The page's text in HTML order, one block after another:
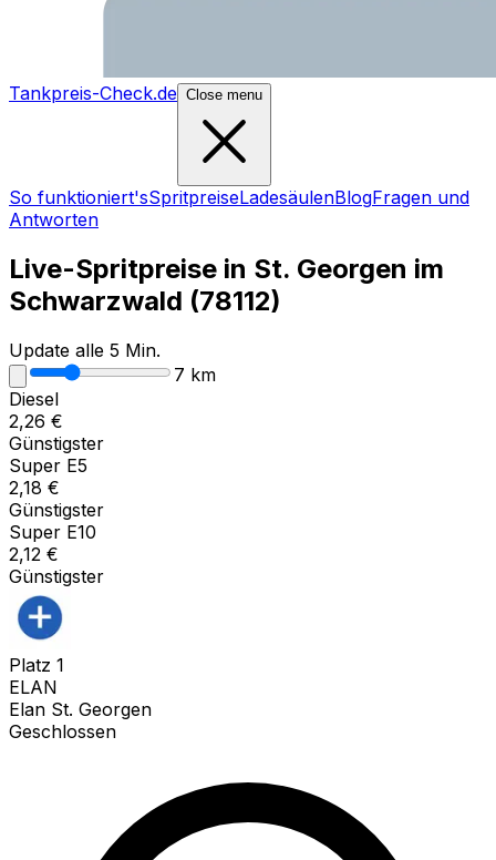
Tankpreis-Check.de Close menu
So funktioniert'sSpritpreiseLadesäulenBlogFragen und
Antworten
Live-Spritpreise in St. Georgen im
Schwarzwald (78112)
Update alle 5 Min.
7 km
Diesel
2,26 €
Günstigster
Super E5
2,18 €
Günstigster
Super E10
2,12 €
Günstigster
Platz 1
ELAN
Elan St. Georgen
Geschlossen